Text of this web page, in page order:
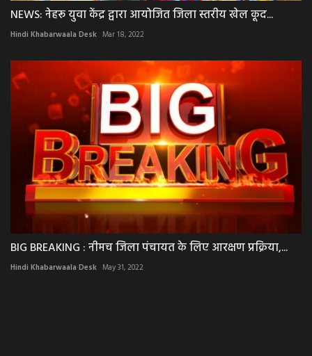
NEWS: नेहरू युवा केंद्र द्वारा आयोजित जिला स्तरीय खेल कूद...
Hindi Khabarwaala Desk Mar 18, 2022
BIG BREAKING : नीमच जिला पंचायत के लिए आरक्षण प्रक्रिया,...
Hindi Khabarwaala Desk May 31, 2022